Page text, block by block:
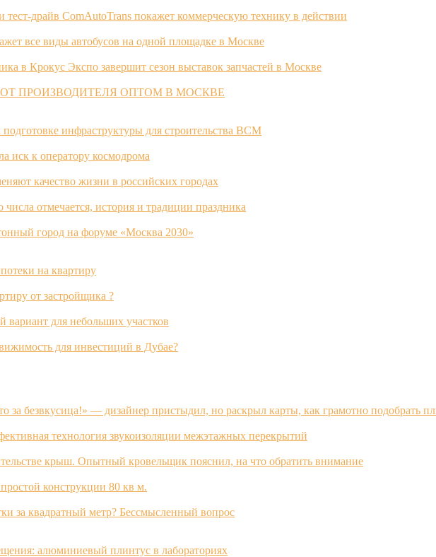
драйв ComAutoTrans покажет коммерческую технику в действии
все виды автобусов на одной площадке в Москве
в Крокус Экспо завершит сезон выставок запчастей в Москве
ПРОИЗВОДИТЕЛЯ ОПТОМ В МОСКВЕ
инфраструктуры для строительства ВСМ
иск к оператору космодрома
качество жизни в российских городах
числа отмечается, история и традиции праздника
город на форуме «Москва 2030»
на квартиру
от застройщика ?
вариант для небольших участков
для инвестиций в Дубае?
за безвкусица!» — дизайнер пристыдил, но раскрыл карты, как грамотно подобрать
технология звукоизоляции межэтажных перекрытий
крыш. Опытный кровельщик пояснил, на что обратить внимание
конструкции 80 кв м.
за квадратный метр? Бессмысленный вопрос
алюминиевый плинтус в лабораториях